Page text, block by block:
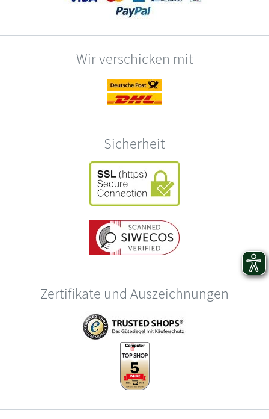
Wir verschicken mit
Sicherheit
Zertifikate und Auszeichnungen